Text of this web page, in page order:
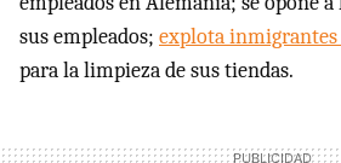
sus empleados; explota
para la limpieza de sus tiendas.